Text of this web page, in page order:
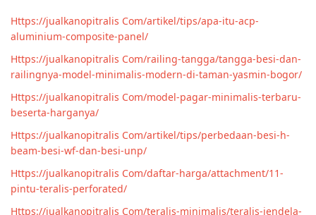
Https://jualkanopitralis Com/artikel/tips/apa-itu-acp-
aluminium-composite-panel/
Https://jualkanopitralis Com/railing-tangga/tangga-besi-dan-
railingnya-model-minimalis-modern-di-taman-yasmin-bogor/
Https://jualkanopitralis Com/model-pagar-minimalis-terbaru-
beserta-harganya/
Https://jualkanopitralis Com/artikel/tips/perbedaan-besi-h-
beam-besi-wf-dan-besi-unp/
Https://jualkanopitralis Com/daftar-harga/attachment/11-
pintu-teralis-perforated/
Https://jualkanopitralis Com/teralis-minimalis/teralis-jendela-